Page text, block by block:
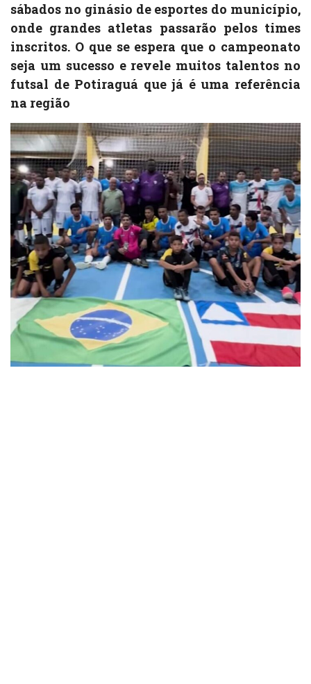
sábados no ginásio de esportes do município,
onde grandes atletas passarão pelos times
inscritos. O que se espera que o campeonato
seja um sucesso e revele muitos talentos no
futsal de Potiraguá que já é uma referência
na região